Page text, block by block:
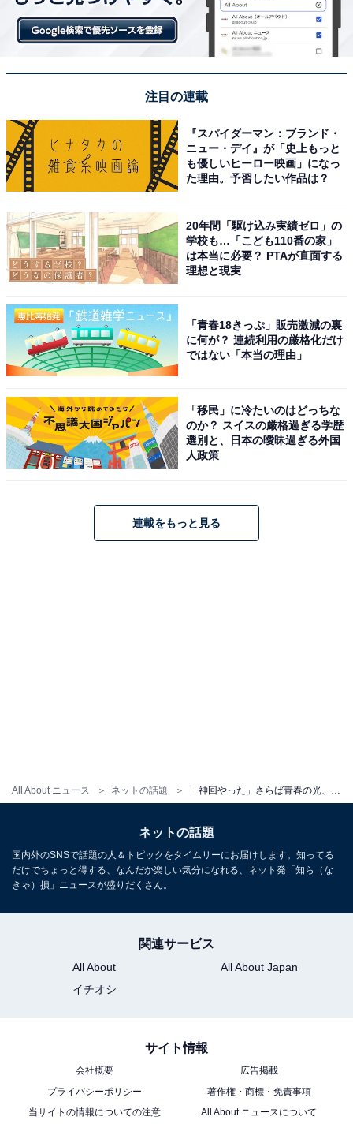
All About ニュース ネットの話題 「神回やった」さらば青春の光、フジテレビスポンサー問題で話題の“不買運動”いじり動画に大反響！
注目の連載
『スパイダーマン：ブランド・
ニュー・デイ』が「史上もっと
も優しいヒーロー映画」になっ
た理由。予習したい作品は？
20年間「駆け込み実績ゼロ」の
学校も…「こども110番の家」
は本当に必要？ PTAが直面する
理想と現実
「青春18きっぷ」販売激減の裏
に何が？ 連続利用の厳格化だけ
ではない「本当の理由」
「移民」に冷たいのはどっちな
のか？ スイスの厳格過ぎる学歴
選別と、日本の曖昧過ぎる外国
人政策
連載をもっと見る
ネットの話題
国内外のSNSで話題の人＆トピックをタイムリーにお届けします。知ってる
だけでちょっと得する、なんだか楽しい気分になれる、ネット発「知ら（な
きゃ）損」ニュースが盛りだくさん。
関連サービス
All About
All About Japan
イチオシ
サイト情報
会社概要
広告掲載
プライバシーポリシー
著作権・商標・免責事項
当サイトの情報についての注意
All About ニュースについて